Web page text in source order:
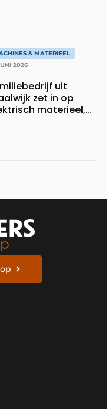
& MATERIEEL
2026
uit
zet in op
materieel,